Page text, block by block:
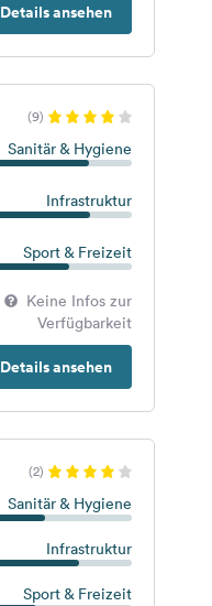
Details ansehen
(9)
Sanitär & Hygiene
Infrastruktur
Sport & Freizeit
Keine Infos zur
Verfügbarkeit
Details ansehen
(2)
Sanitär & Hygiene
Infrastruktur
Sport & Freizeit